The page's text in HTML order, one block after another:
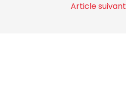
Article suivant